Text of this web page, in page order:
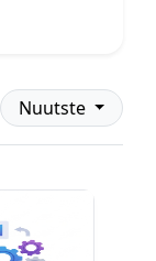
Nuutste